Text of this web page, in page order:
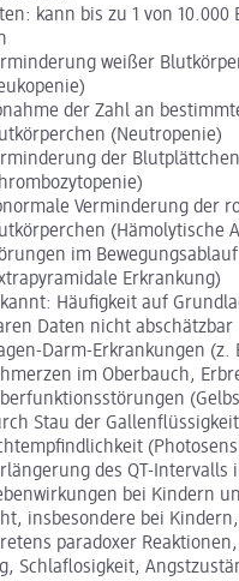
kann bis zu 1 von 10.000
weißer
der Zahl an
(Neutropenie)
der Blutplättchen
Verminderung der
(Hämolytische
im Bewegungsablauf
Erkrankung)
Häufigkeit auf
Daten nicht abschätzbar
Darm-Erkrankungen (z.
im Oberbauch,
Stau der
des QT-Intervalls
bei Kindern
insbesondere bei
paradoxer
Schlaflosigkeit,